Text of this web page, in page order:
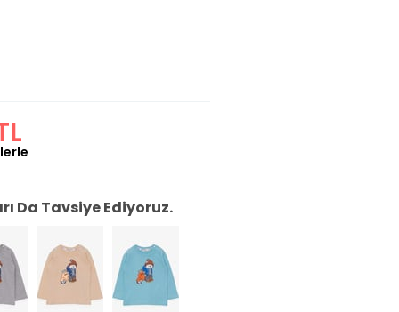
Da Tavsiye Ediyoruz.